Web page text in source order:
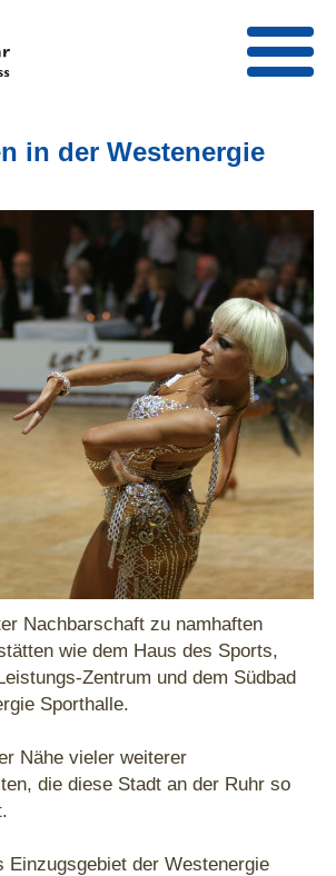
in der Westenergie
Nachbarschaft zu namhaften
wie dem Haus des Sports,
Zentrum und dem Südbad
Sporthalle.
Nähe vieler weiterer
die diese Stadt an der Ruhr so
Einzugsgebiet der Westenergie